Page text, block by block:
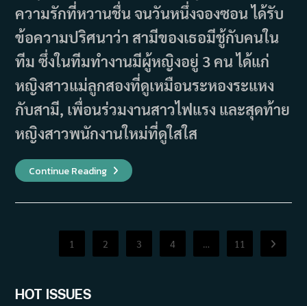
ความรักที่หวานชื่น จนวันหนึ่งจองซอน ได้รับ
ข้อความปริศนาว่า สามีของเธอมีชู้กับคนใน
ทีม ซึ่งในทีมทำงานมีผู้หญิงอยู่ 3 คน ได้แก่
หญิงสาวแม่ลูกสองที่ดูเหมือนระหองระแหง
กับสามี, เพื่อนร่วมงานสาวไฟแรง และสุดท้าย
หญิงสาวพนักงานใหม่ที่ดูใสใส
Continue Readingเรื่อง
ย่อ
ไอพี
คือ
ชู้
1 2 3 4 … 11 Go to
HOT ISSUES